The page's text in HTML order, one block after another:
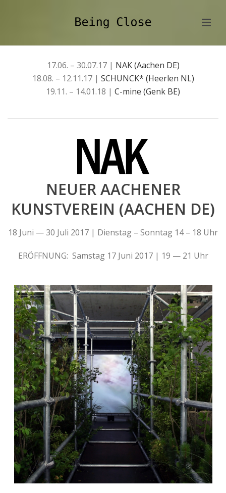
17.06. – 30.07.17 | NAK (Aachen DE)
18.08. – 12.11.17 | SCHUNCK* (Heerlen NL)
19.11. – 14.01.18 | C-mine (Genk BE)
NEUER AACHENER
KUNSTVEREIN (AACHEN DE)
18 Juni — 30 Juli 2017 | Dienstag – Sonntag 14 – 18 Uhr
ERÖFFNUNG: Samstag 17 Juni 2017 | 19 — 21 Uhr